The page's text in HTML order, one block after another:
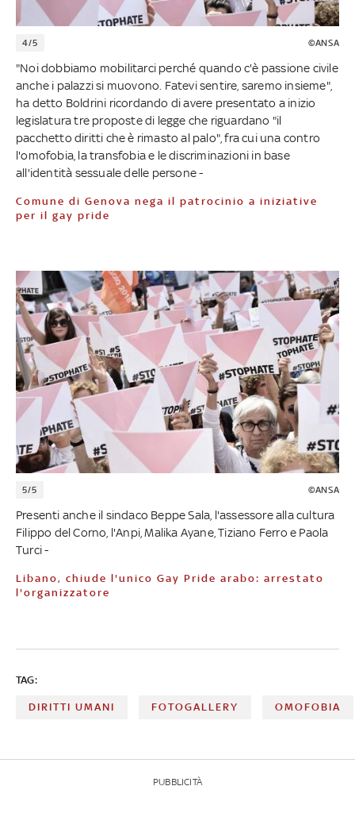
4/5 ©ANSA
"Noi dobbiamo mobilitarci perché quando c'è passione civile
anche i palazzi si muovono. Fatevi sentire, saremo insieme",
ha detto Boldrini ricordando di avere presentato a inizio
legislatura tre proposte di legge che riguardano "il
pacchetto diritti che è rimasto al palo", fra cui una contro
l'omofobia, la transfobia e le discriminazioni in base
all'identità sessuale delle persone -
Comune di Genova nega il patrocinio a iniziative
per il gay pride
5/5 ©ANSA
Presenti anche il sindaco Beppe Sala, l'assessore alla cultura
Filippo del Corno, l'Anpi, Malika Ayane, Tiziano Ferro e Paola
Turci -
Libano, chiude l'unico Gay Pride arabo: arrestato
l'organizzatore
TAG:
DIRITTI UMANI FOTOGALLERY OMOFOBIA
PUBBLICITÀ